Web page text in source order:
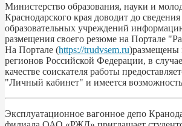
Министерство образования, науки и
Краснодарского края доводит до
образовательных учреждений
размещения своего резюме на Портале
На Портале (https://trudvsem.ru)размещены
регионов Российской Федерации, в
качестве соискателя работы
"Личный кабинет" и имеется
Эксплуатационное вагонное депо